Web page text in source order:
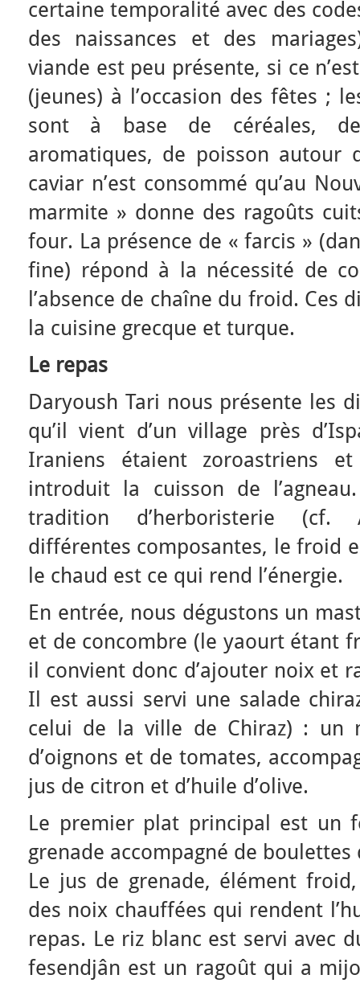
certaine temporalité avec des
des naissances et des
viande est peu présente, si ce
(jeunes) à l’occasion des fêtes ;
sont à base de céréales, de
aromatiques, de poisson autour
caviar n’est consommé qu’au
marmite » donne des ragoûts
four. La présence de « farcis »
fine) répond à la nécessité de
l’absence de chaîne du froid.
la cuisine grecque et turque.
Le repas
Daryoush Tari nous présente les
qu’il vient d’un village près
Iraniens étaient zoroastriens et
introduit la cuisson de
tradition d’herboristerie (cf.
différentes composantes, le froid
le chaud est ce qui rend l’énergie.
En entrée, nous dégustons un
et de concombre (le yaourt étant
il convient donc d’ajouter noix et
Il est aussi servi une salade
celui de la ville de Chiraz) : un
d’oignons et de tomates,
jus de citron et d’huile d’olive.
Le premier plat principal est un
grenade accompagné de
Le jus de grenade, élément
des noix chauffées qui rendent
repas. Le riz blanc est servi avec
fesendjân est un ragoût qui a